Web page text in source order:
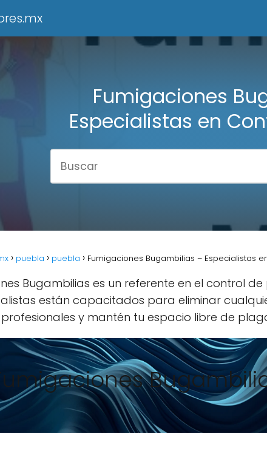
Fumigaciones
Especialistas en
puebla puebla Fumigaciones Bugambilias – Especialistas
Bugambilias es un referente en el control
están capacitados para eliminar
y mantén tu espacio libre de